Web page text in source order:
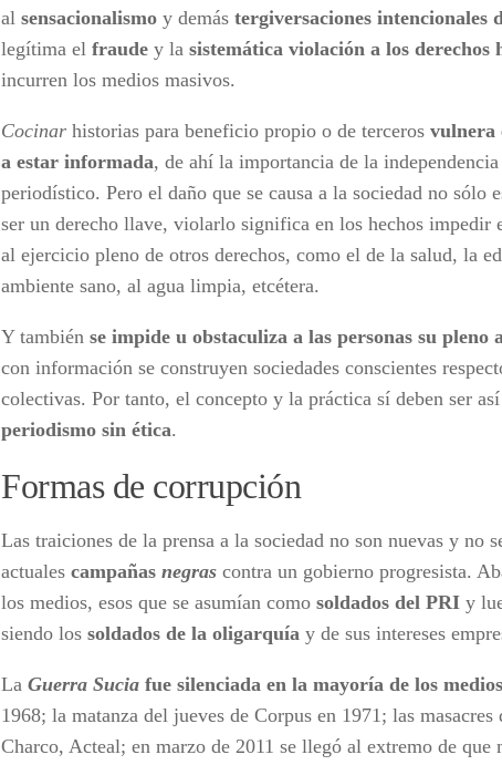
al sensacionalismo y demás tergiversaciones intencionales
legítima el fraude y la sistemática violación a los derechos
incurren los medios masivos.
Cocinar historias para beneficio propio o de terceros vulnera
a estar informada, de ahí la importancia de la
periodístico. Pero el daño que se causa a la sociedad no sólo
ser un derecho llave, violarlo significa en los hechos impedir
al ejercicio pleno de otros derechos, como el de la salud, la
ambiente sano, al agua limpia, etcétera.
Y también se impide u obstaculiza a las personas su pleno
con información se construyen sociedades conscientes
colectivas. Por tanto, el concepto y la práctica sí deben ser
periodismo sin ética.
Formas de corrupción
Las traiciones de la prensa a la sociedad no son nuevas y no
actuales campañas negras contra un gobierno progresista.
los medios, esos que se asumían como soldados del PRI y
siendo los soldados de la oligarquía y de sus intereses
La Guerra Sucia fue silenciada en la mayoría de los medios
1968; la matanza del jueves de Corpus en 1971; las
Charco, Acteal; en marzo de 2011 se llegó al extremo de que